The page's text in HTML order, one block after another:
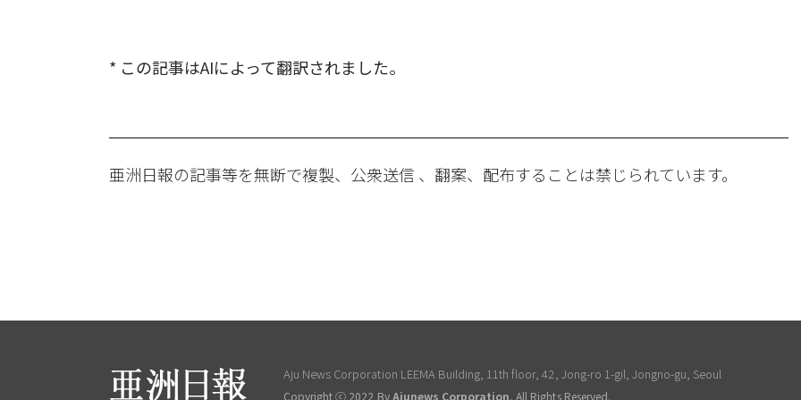
* この記事はAIによって翻訳されました。
亜洲日報の記事等を無断で複製、公衆送信 、翻案、配布することは禁じられています。
Aju News Corporation LEEMA Building, 11th floor, 42, Jong-ro 1-gil, Jongno-gu, Seoul
Copyright ⓒ 2022 ByAjunews Corporation, All Rights Reserved.